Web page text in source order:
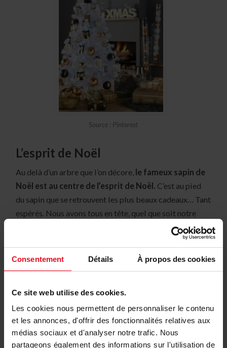
Consentement Détails À propos des cookies
Ce site web utilise des cookies.
Les cookies nous permettent de personnaliser le contenu
et les annonces, d'offrir des fonctionnalités relatives aux
médias sociaux et d'analyser notre trafic. Nous
partageons également des informations sur l'utilisation de
Source : Pinterest
L’esprit de Noël
Au delà d’un arbre que l’on décore, le fameux sapin de
Noël est au centre de l’esprit de Noël. C’est au pied
du sapin que se retrouvent les plus beaux cadeaux… Tant
espérés. Nous avons tous en tête, quel que soit notre
âge, la chanson de Tino Rossi « Mon beau sapin »…